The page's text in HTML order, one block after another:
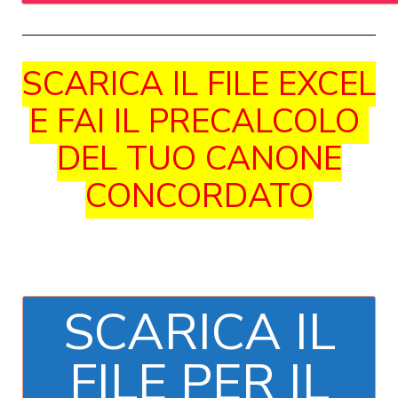
SCARICA IL FILE EXCEL
E FAI IL PRECALCOLO
DEL TUO CANONE
CONCORDATO
SCARICA IL
FILE PER IL